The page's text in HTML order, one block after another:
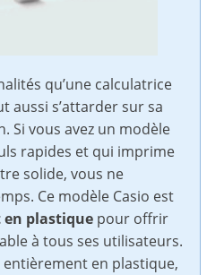
qu’une calculatrice
aussi s’attarder sur sa
Si vous avez un modèle
rapides et qui imprime
solide, vous ne
Ce modèle Casio est
plastique pour offrir
à tous ses utilisateurs.
en plastique,